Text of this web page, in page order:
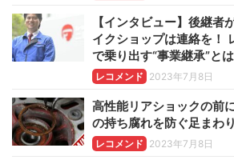
【インタビュー】後継
イクショップは連絡を！
で乗り出す“事業継承”と
レコメンド 2023年7月8日
高性能リアショックの前
の持ち腐れを防ぐ足まわ
レコメンド 2023年7月8日